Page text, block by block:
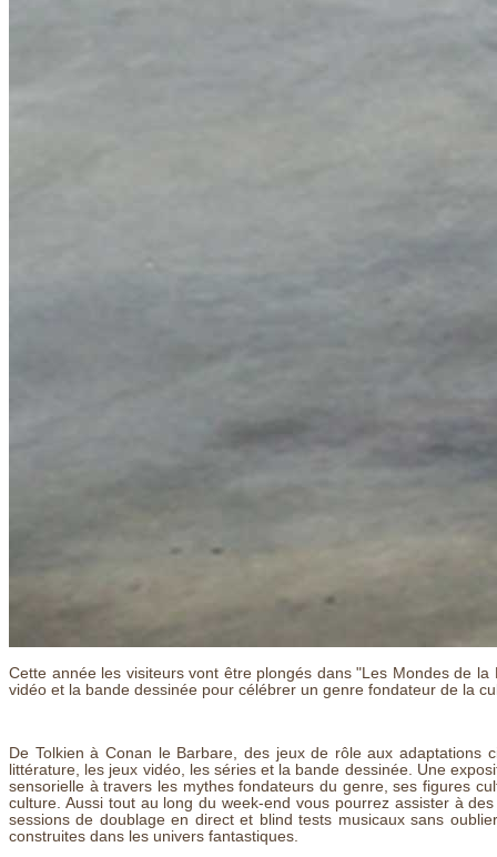
Cette année les visiteurs vont être plongés dans "Les Mondes de
vidéo et la bande dessinée pour célébrer un genre fondateur de la
De Tolkien à Conan le Barbare, des jeux de rôle aux adaptations
littérature, les jeux vidéo, les séries et la bande dessinée. Une
sensorielle à travers les mythes fondateurs du genre, ses figures
culture. Aussi tout au long du week-end vous pourrez assister à
sessions de doublage en direct et blind tests musicaux sans
construites dans les univers fantastiques.